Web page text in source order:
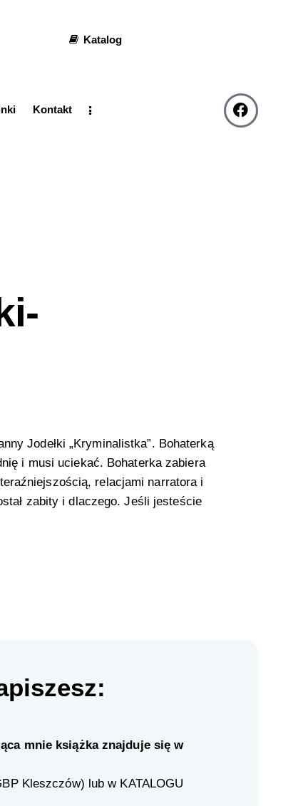
Katalog
Kontakt
Jodełki „Kryminalistka”. Bohaterką
i musi uciekać. Bohaterka zabiera
relacjami narratora i
zabity i dlaczego. Jeśli jesteście
mnie książka znajduje się w
Kleszczów) lub w KATALOGU